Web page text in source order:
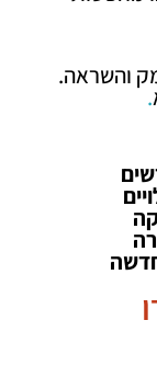
והשראה.
.